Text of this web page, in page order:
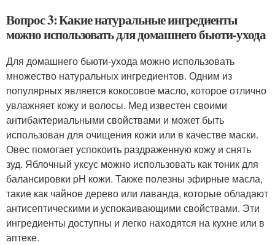
Вопрос 3: Какие натуральные ингредиенты
можно использовать для домашнего бьюти-ухода
Для домашнего бьюти-ухода можно использовать
множество натуральных ингредиентов. Одним из
популярных является кокосовое масло, которое отлично
увлажняет кожу и волосы. Мед известен своими
антибактериальными свойствами и может быть
использован для очищения кожи или в качестве маски.
Овес помогает успокоить раздраженную кожу и снять
зуд. Яблочный уксус можно использовать как тоник для
балансировки pH кожи. Также полезны эфирные масла,
такие как чайное дерево или лаванда, которые обладают
антисептическими и успокаивающими свойствами. Эти
ингредиенты доступны и легко находятся на кухне или в
аптеке.